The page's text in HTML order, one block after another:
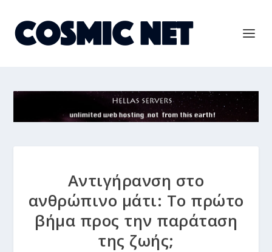
Αντιγήρανση στο
ανθρώπινο μάτι: Το πρώτο
βήμα προς την παράταση
της ζωής;